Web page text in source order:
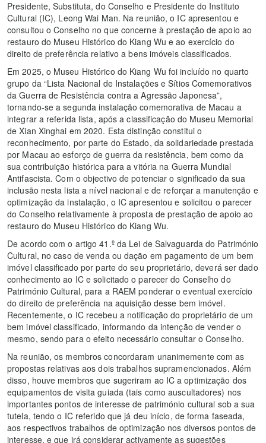
Presidente, Substituta, do Conselho e Presidente do Instituto
Cultural (IC), Leong Wai Man. Na reunião, o IC apresentou e
consultou o Conselho no que concerne à prestação de apoio ao
restauro do Museu Histórico do Kiang Wu e ao exercício do
direito de preferência relativo a bens imóveis classificados.
Em 2025, o Museu Histórico do Kiang Wu foi incluído no quarto
grupo da “Lista Nacional de Instalações e Sítios Comemorativos
da Guerra de Resistência contra a Agressão Japonesa”,
tornando-se a segunda instalação comemorativa de Macau a
integrar a referida lista, após a classificação do Museu Memorial
de Xian Xinghai em 2020. Esta distinção constitui o
reconhecimento, por parte do Estado, da solidariedade prestada
por Macau ao esforço de guerra da resistência, bem como da
sua contribuição histórica para a vitória na Guerra Mundial
Antifascista. Com o objectivo de potenciar o significado da sua
inclusão nesta lista a nível nacional e de reforçar a manutenção e
optimização da instalação, o IC apresentou e solicitou o parecer
do Conselho relativamente à proposta de prestação de apoio ao
restauro do Museu Histórico do Kiang Wu.
De acordo com o artigo 41.º da Lei de Salvaguarda do Património
Cultural, no caso de venda ou dação em pagamento de um bem
imóvel classificado por parte do seu proprietário, deverá ser dado
conhecimento ao IC e solicitado o parecer do Conselho do
Património Cultural, para a RAEM ponderar o eventual exercício
do direito de preferência na aquisição desse bem imóvel.
Recentemente, o IC recebeu a notificação do proprietário de um
bem imóvel classificado, informando da intenção de vender o
mesmo, sendo para o efeito necessário consultar o Conselho.
Na reunião, os membros concordaram unanimemente com as
propostas relativas aos dois trabalhos supramencionados. Além
disso, houve membros que sugeriram ao IC a optimização dos
equipamentos de visita guiada (tais como auscultadores) nos
importantes pontos de interesse de património cultural sob a sua
tutela, tendo o IC referido que já deu início, de forma faseada,
aos respectivos trabalhos de optimização nos diversos pontos de
interesse, e que irá considerar activamente as sugestões